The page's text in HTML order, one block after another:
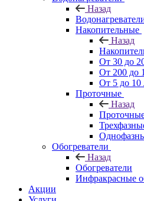
Назад
Накопительные
Назад
От 30 до
От 200 до
От 5 до 10
Проточные
Назад
Обогреватели
Назад
Обогреватели
Инфракрасные
Акции